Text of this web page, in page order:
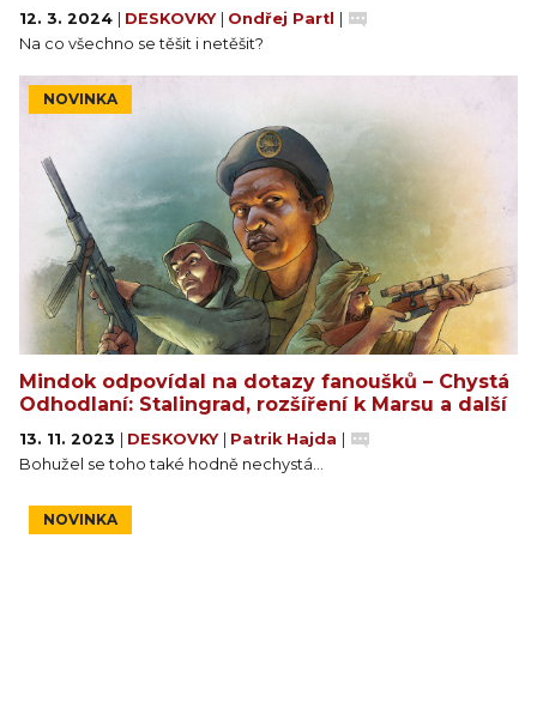
12. 3. 2024 DESKOVKY Ondřej Partl
Na co všechno se těšit i netěšit?
NOVINKA
Mindok odpovídal na dotazy fanoušků – Chystá
Odhodlaní: Stalingrad, rozšíření k Marsu a další
13. 11. 2023 DESKOVKY Patrik Hajda
Bohužel se toho také hodně nechystá…
NOVINKA